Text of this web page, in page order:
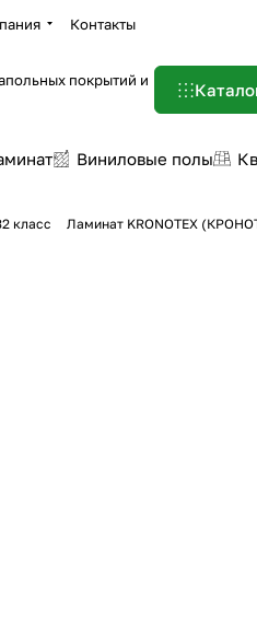
Контакты
покрытий и
Виниловые полы
класс Ламинат KRONOTEX